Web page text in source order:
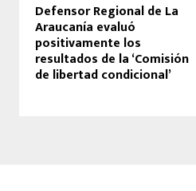
Defensor Regional de La
Araucanía evaluó
positivamente los
resultados de la ‘Comisión
de libertad condicional’